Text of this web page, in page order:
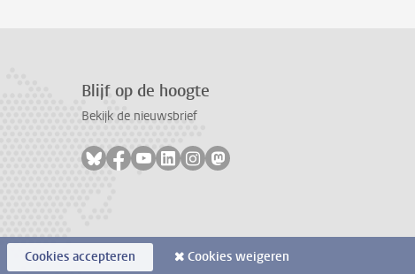
Blijf op de hoogte
Bekijk de nieuwsbrief
Volg ons op bluesky
Volg ons op facebook
Volg ons op youtube
Volg ons op linkedin
Volg ons op instagram
Volg ons op mastodon
Cookies accepteren Cookies weigeren